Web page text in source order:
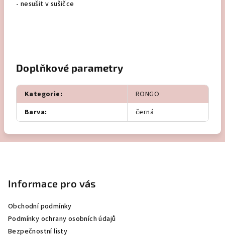
- nesušit v sušičce
Doplňkové parametry
Kategorie:
RONGO
Barva: černá
Informace pro vás
Obchodní podmínky
Podmínky ochrany osobních údajů
Bezpečnostní listy